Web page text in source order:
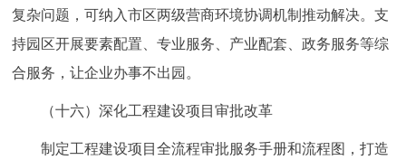
复杂问题，可纳入市区两级营商环境协调机制推动解决。支
持园区开展要素配置、专业服务、产业配套、政务服务等综
合服务，让企业办事不出园。
（十六）深化工程建设项目审批改革
制定工程建设项目全流程审批服务手册和流程图，打造